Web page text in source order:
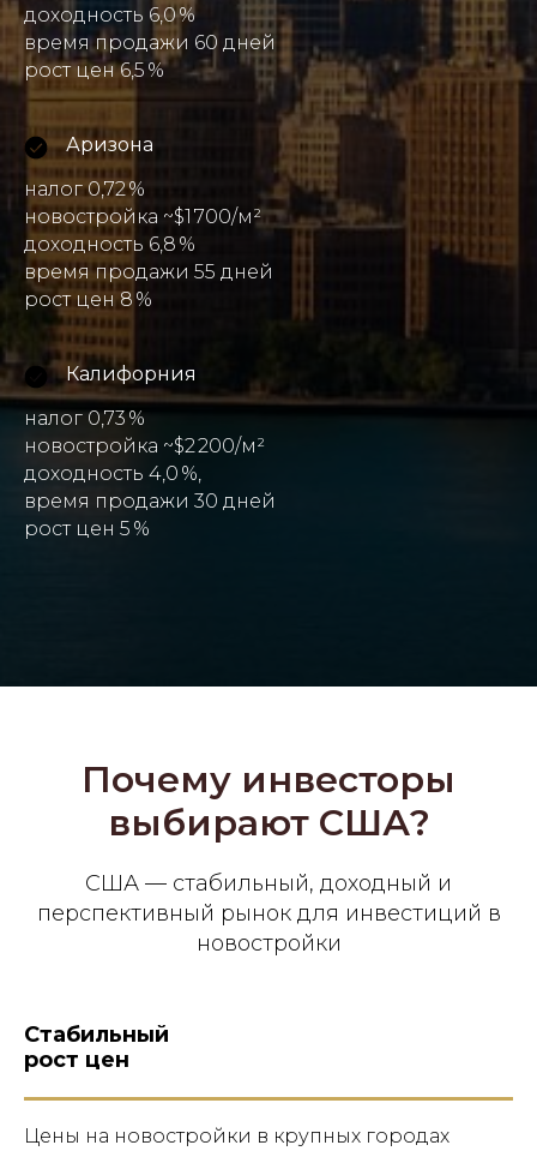
доходность 6,0 %
время продажи 60 дней
рост цен 6,5 %
Аризона
налог 0,72 %
новостройка ~$1 700/м²
доходность 6,8 %
время продажи 55 дней
рост цен 8 %
Калифорния
налог 0,73 %
новостройка ~$2 200/м²
доходность 4,0 %,
время продажи 30 дней
рост цен 5 %
Почему инвесторы
выбирают США?
США — стабильный, доходный и
перспективный рынок для инвестиций в
новостройки
Стабильный
рост цен
Цены на новостройки в крупных городах